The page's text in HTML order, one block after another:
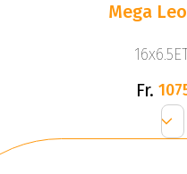
Mega
Fr.